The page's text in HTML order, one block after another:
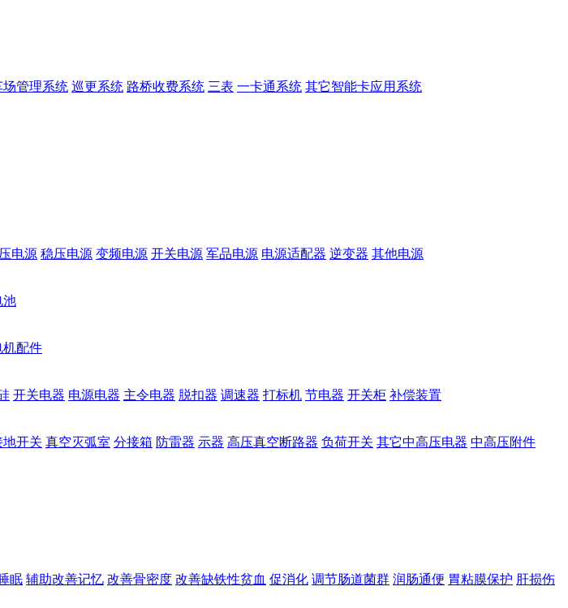
场管理系统 巡更系统 路桥收费系统 三表 一卡通系统 其它智能卡应用系统
电源 稳压电源 变频电源 开关电源 军品电源 电源适配器 逆变器 其他电源
池
机配件
开关电器 电源电器 主令电器 脱扣器 调速器 打标机 节电器 开关柜 补偿装置
地开关 真空灭弧室 分接箱 防雷器 示器 高压真空断路器 负荷开关 其它中高压电器 中高压附件
眠 辅助改善记忆 改善骨密度 改善缺铁性贫血 促消化 调节肠道菌群 润肠通便 胃粘膜保护 肝损伤